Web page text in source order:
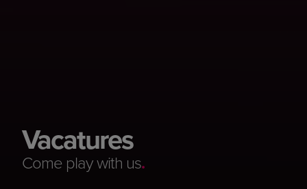
Vacatures
Come play with us.